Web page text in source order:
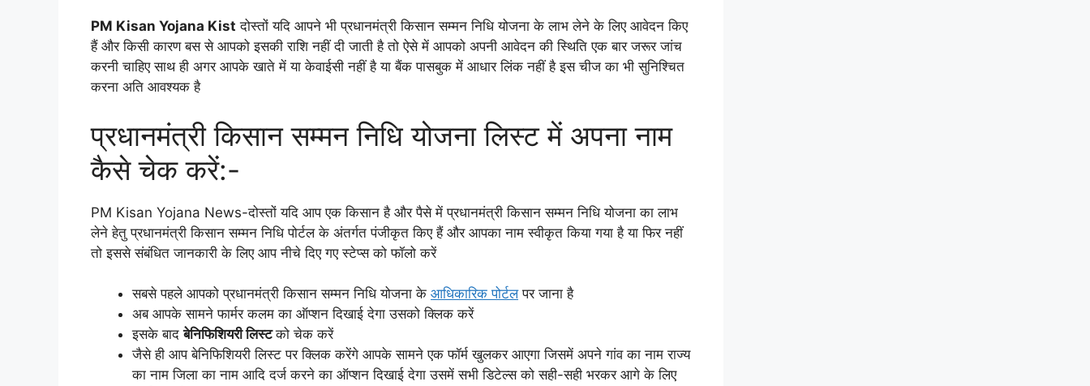
PM Kisan Yojana Kist दोस्तों यदि आपने भी प्रधानमंत्री किसान सम्मन निधि योजना के लाभ लेने के लिए आवेदन किए
हैं और किसी कारण बस से आपको इसकी राशि नहीं दी जाती है तो ऐसे में आपको अपनी आवेदन की स्थिति एक बार जरूर जांच
करनी चाहिए साथ ही अगर आपके खाते में या केवाईसी नहीं है या बैंक पासबुक में आधार लिंक नहीं है इस चीज का भी सुनिश्चित
करना अति आवश्यक है
प्रधानमंत्री किसान सम्मन निधि योजना लिस्ट में अपना नाम
कैसे चेक करें:-
PM Kisan Yojana News-दोस्तों यदि आप एक किसान है और पैसे में प्रधानमंत्री किसान सम्मन निधि योजना का लाभ
लेने हेतु प्रधानमंत्री किसान सम्मन निधि पोर्टल के अंतर्गत पंजीकृत किए हैं और आपका नाम स्वीकृत किया गया है या फिर नहीं
तो इससे संबंधित जानकारी के लिए आप नीचे दिए गए स्टेप्स को फॉलो करें
सबसे पहले आपको प्रधानमंत्री किसान सम्मन निधि योजना के आधिकारिक पोर्टलपर जाना है
अब आपके सामने फार्मर कलम का ऑप्शन दिखाई देगा उसको क्लिक करें
इसके बादबेनिफिशियरी लिस्टको चेक करें
जैसे ही आप बेनिफिशियरी लिस्ट पर क्लिक करेंगे आपके सामने एक फॉर्म खुलकर आएगा जिसमें अपने गांव का नाम राज्य
का नाम जिला का नाम आदि दर्ज करने का ऑप्शन दिखाई देगा उसमें सभी डिटेल्स को सही-सही भरकर आगे के लिए